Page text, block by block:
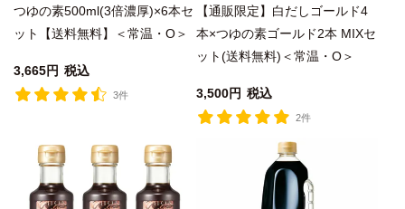
つゆの素500ml(3倍濃厚)×6本セ
ット【送料無料】＜常温・O＞
3,665 税込
3件
【通販限定】白だしゴールド4
本×つゆの素ゴールド2本 MIXセ
ット(送料無料)＜常温・O＞
3,500 税込
2件